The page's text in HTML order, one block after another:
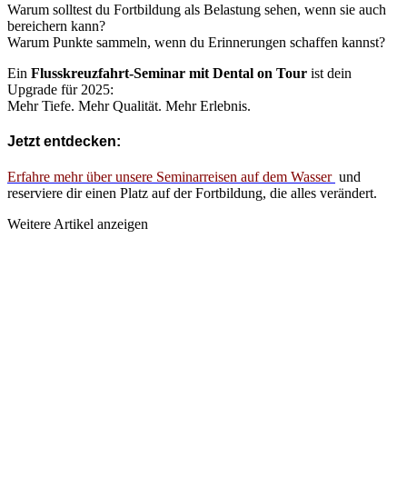
Warum solltest du Fortbildung als Belastung sehen, wenn sie auch
bereichern kann?
Warum Punkte sammeln, wenn du Erinnerungen schaffen kannst?
Ein Flusskreuzfahrt-Seminar mit Dental on Tour ist dein
Upgrade für 2025:
Mehr Tiefe. Mehr Qualität. Mehr Erlebnis.
Jetzt entdecken:
Erfahre mehr über unsere Seminarreisen auf dem Wasser und
reserviere dir einen Platz auf der Fortbildung, die alles verändert.
Weitere Artikel anzeigen